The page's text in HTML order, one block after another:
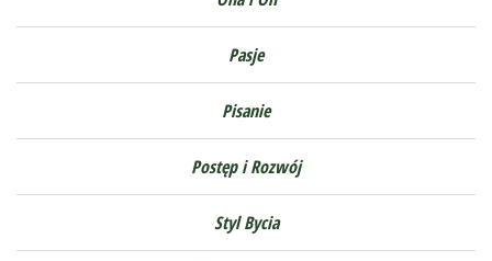
Pasje
Pisanie
Postęp i Rozwój
Styl Bycia